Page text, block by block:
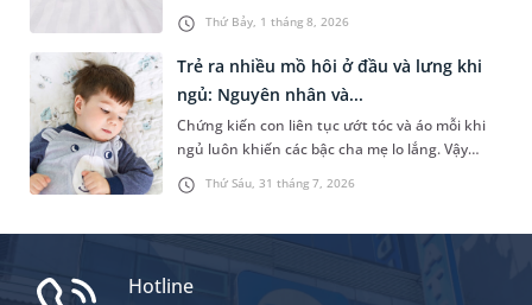
Thứ Bảy, 1 tháng 8, 2026
giấc ngủ của trẻ, thậm chí khiến con quấy khóc
cả đêm. Lúc này, việc nhận diện các nguyên
nhân trẻ đau hậu môn về đêm và đưa trẻ đi
thăm khám khi có dấu hiệu bất thường là điều
quan trọng để bảo vệ sức khỏe của con.
Thứ Sáu, 31 tháng 7, 2026
Trẻ ra nhiều mồ hôi ở đầu và lưng khi
ngủ: Nguyên nhân và...
Chứng kiến con liên tục ướt tóc và áo mỗi khi
ngủ luôn khiến các bậc cha mẹ lo lắng. Vậy
thực tế, hiện tượng trẻ ra nhiều mồ hôi ở đầu
và lưng khi ngủ bắt nguồn từ những nguyên
Bài viết sẽ chia sẻ chi tiết hơn về chủ đề này để
Hotline